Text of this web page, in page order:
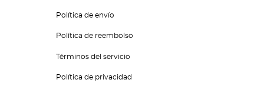
Política de envío
Política de reembolso
Términos del servicio
Política de privacidad